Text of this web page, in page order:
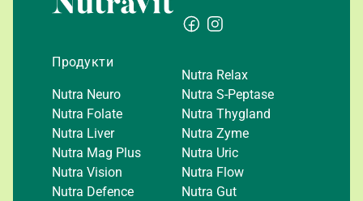
Продукти
Nutra Neuro
Nutra Folate
Nutra Liver
Nutra Mag Plus
Nutra Vision
Nutra Defence
Nutra Relax
Nutra S-Peptase
Nutra Thygland
Nutra Zyme
Nutra Uric
Nutra Flow
Nutra Gut